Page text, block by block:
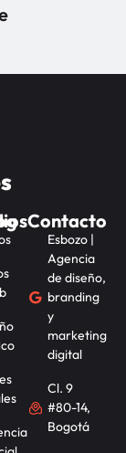
Contacto
Esbozo |
Agencia
de diseño,
branding
y
marketing
digital
Cl. 9
#80-14,
Bogotá